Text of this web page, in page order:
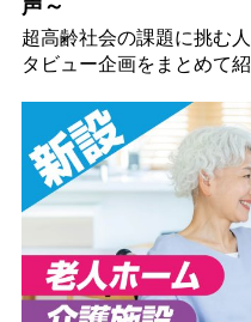
声～
超高齢社会の課題に挑む
タビュー企画をまとめて紹